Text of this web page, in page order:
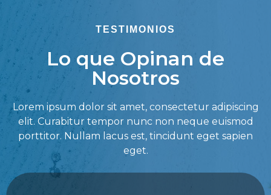
TESTIMONIOS
Lo que Opinan de
Nosotros
Lorem ipsum dolor sit amet, consectetur adipiscing
elit. Curabitur tempor nunc non neque euismod
porttitor. Nullam lacus est, tincidunt eget sapien
eget.